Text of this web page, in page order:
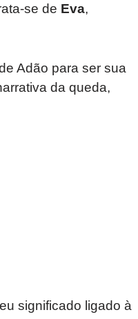
se de Eva,
Adão para ser sua
da queda,
significado ligado à